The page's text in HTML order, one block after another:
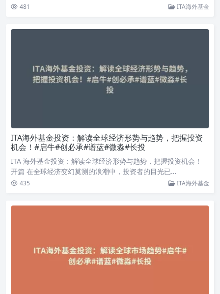
481 ITA海外基金
ITA海外基金投资：解读全球经济形势与趋势，把握投资
机会！#启牛#创必承#谱蓝#微淼#长投
ITA 海外基金投资：解读全球经济形势与趋势，把握投资机会！
开篇 在全球经济变幻莫测的浪潮中，投资者的目光已…
435 ITA海外基金